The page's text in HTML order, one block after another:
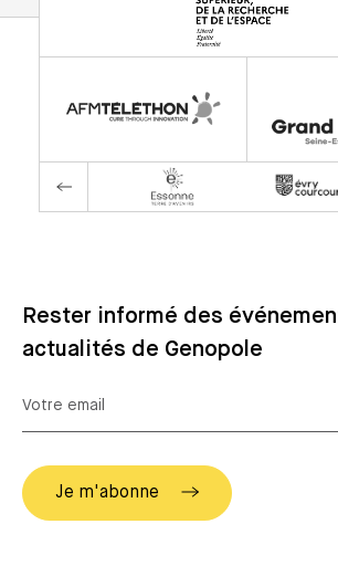
Rester informé des
actualités de Genopole